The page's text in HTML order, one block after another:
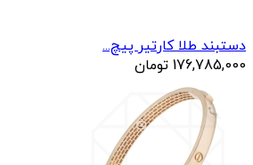
دستبند طلا کارتیر پیچ...
176,785,000 تومان